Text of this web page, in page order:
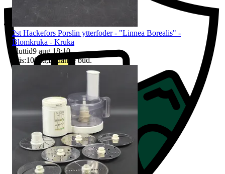
2st Hackefors Porslin ytterfoder - "Linnea Borealis" -
Blomkruka - Kruka
Sluttid9 aug 18:10.
Pris:100 kr,Ledande bud.